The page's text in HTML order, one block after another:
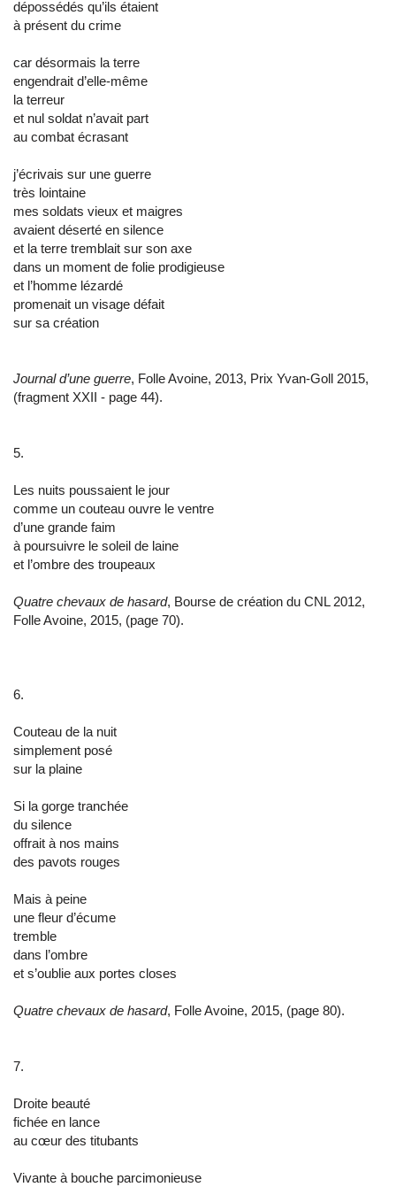
dépossédés qu’ils étaient
à présent du crime
car désormais la terre
engendrait d’elle-même
la terreur
et nul soldat n’avait part
au combat écrasant
j’écrivais sur une guerre
très lointaine
mes soldats vieux et maigres
avaient déserté en silence
et la terre tremblait sur son axe
dans un moment de folie prodigieuse
et l’homme lézardé
promenait un visage défait
sur sa création
Journal d’une guerre, Folle Avoine, 2013, Prix Yvan-Goll 2015,
(fragment XXII - page 44).
5.
Les nuits poussaient le jour
comme un couteau ouvre le ventre
d’une grande faim
à poursuivre le soleil de laine
et l’ombre des troupeaux
Quatre chevaux de hasard, Bourse de création du CNL 2012,
Folle Avoine, 2015, (page 70).
6.
Couteau de la nuit
simplement posé
sur la plaine
Si la gorge tranchée
du silence
offrait à nos mains
des pavots rouges
Mais à peine
une fleur d’écume
tremble
dans l’ombre
et s’oublie aux portes closes
Quatre chevaux de hasard, Folle Avoine, 2015, (page 80).
7.
Droite beauté
fichée en lance
au cœur des titubants
Vivante à bouche parcimonieuse